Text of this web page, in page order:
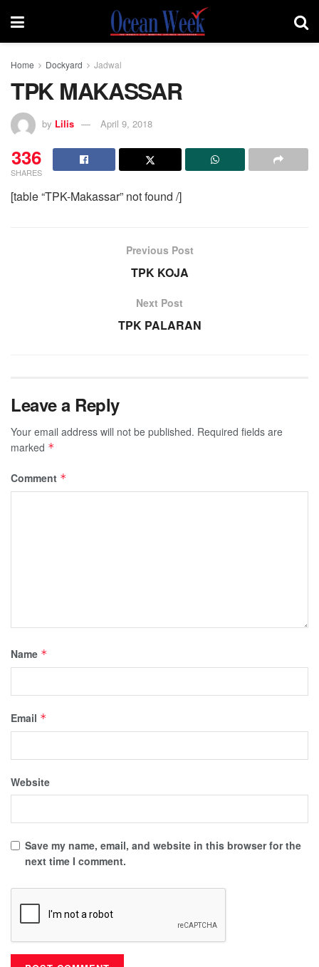
Home Dockyard Jadwal
TPK MAKASSAR
by Lilis April 9, 2018
336
SHARES
[table “TPK-Makassar” not found /]
Previous Post
TPK KOJA
Next Post
TPK PALARAN
Leave a Reply
Your email address will not be published. Required fields are
marked *
Comment *
Name *
Email *
Website
Save my name, email, and website in this browser for the
next time I comment.